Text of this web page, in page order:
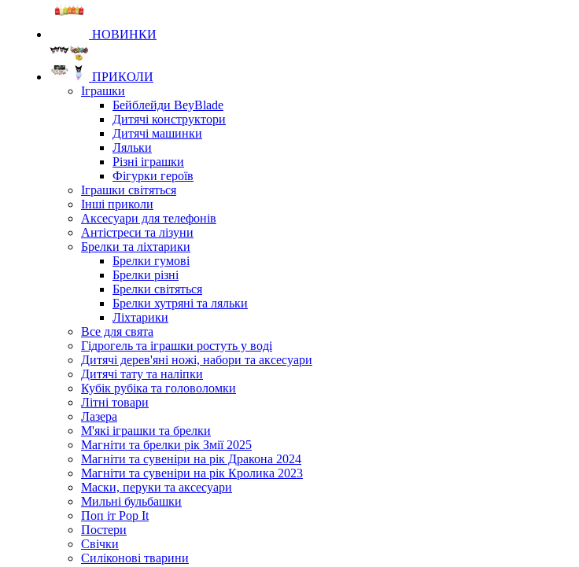
НОВИНКИ
ПРИКОЛИ
Іграшки
Бейблейди BeyBlade
Дитячі конструктори
Дитячі машинки
Ляльки
Різні іграшки
Фігурки героїв
Іграшки світяться
Інші приколи
Аксесуари для телефонів
Антістреси та лізуни
Брелки та ліхтарики
Брелки гумові
Брелки різні
Брелки світяться
Брелки хутряні та ляльки
Ліхтарики
Все для свята
Гідрогель та іграшки ростуть у воді
Дитячі дерев'яні ножі, набори та аксесуари
Дитячі тату та наліпки
Кубік рубіка та головоломки
Літні товари
Лазера
М'які іграшки та брелки
Магніти та брелки рік Змії 2025
Магніти та сувеніри на рік Дракона 2024
Магніти та сувеніри на рік Кролика 2023
Маски, перуки та аксесуари
Мильні бульбашки
Поп іт Pop It
Постери
Свічки
Силіконові тварини